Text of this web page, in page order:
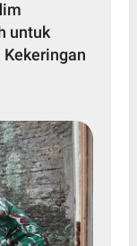
untuk
Kekeringan